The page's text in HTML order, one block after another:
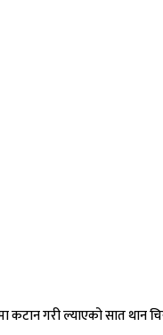
गरी ल्याएको सात थान